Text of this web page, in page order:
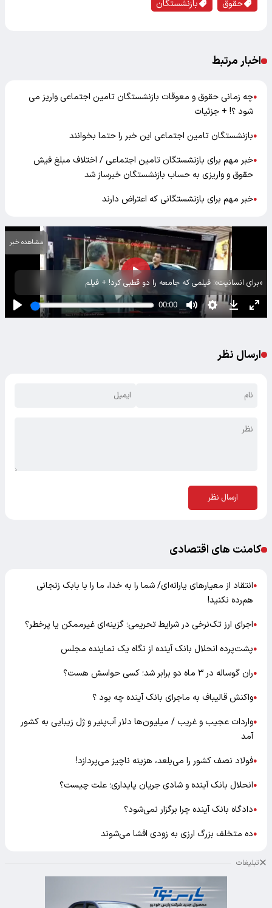
حقوق بازنشستگان
اخبار مرتبط
●چه زمانی حقوق و معوقات بازنشستگان تامین اجتماعی واریز می
شود ؟! + جزئیات
●بازنشستگان تامین اجتماعی این خبر را حتما بخوانند
●خبر مهم برای بازنشستگان تامین اجتماعی / اختلاف مبلغ فیش
حقوق و واریزی به حساب بازنشستگان خبرساز شد
●خبر مهم برای بازنشستگانی که اعتراض دارند
«برای انسانیت»؛ فیلمی که جامعه را دو قطبی کرد! + فیلم
مشاهده خبر
ارسال نظر
ارسال نظر
کامنت های اقتصادی
●انتقاد از معیارهای یارانه‌ای/ شما را به خدا، ما را با بابک زنجانی
هم‌رده نکنید!
●اجرای ارز تک‌نرخی در شرایط تحریمی؛ گزینه‌ای غیرممکن یا پرخطر؟
●پشت‌پرده انحلال بانک آینده از نگاه یک نماینده مجلس
●ران گوساله در ۳ ماه دو برابر شد؛ کسی حواسش هست؟
●واکنش قالیباف به ماجرای بانک آینده چه بود ؟
●واردات عجیب و غریب / میلیون‌ها دلار آب‌پنیر و ژل زیبایی به کشور
آمد
●فولاد نصف کشور را می‌بلعد، هزینه ناچیز می‌پردازد!
●انحلال بانک آینده و شادی جریان پایداری؛ علت چیست؟
●دادگاه بانک آینده چرا برگزار نمی‌شود؟
●ده متخلف بزرگ ارزی به زودی افشا می‌شوند
تبلیغات